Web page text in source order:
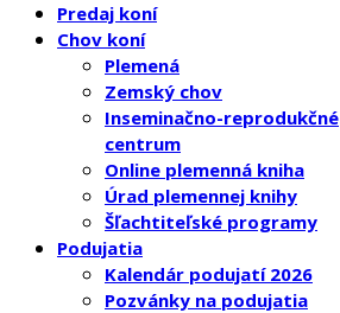
Predaj koní
Chov koní
Plemená
Zemský chov
Inseminačno-reprodukčné
centrum
Online plemenná kniha
Úrad plemennej knihy
Šľachtiteľské programy
Podujatia
Kalendár podujatí 2026
Pozvánky na podujatia